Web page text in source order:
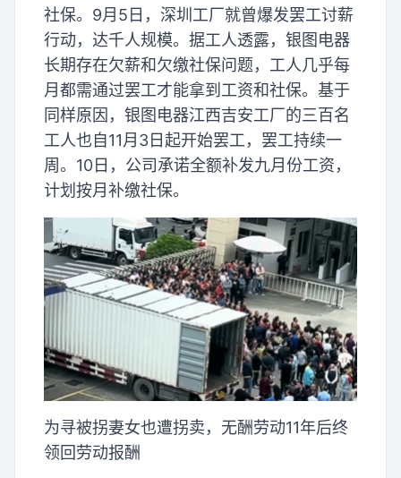
社保。9月5日，深圳工厂就曾爆发罢工讨薪
行动，达千人规模。据工人透露，银图电器
长期存在欠薪和欠缴社保问题，工人几乎每
月都需通过罢工才能拿到工资和社保。基于
同样原因，银图电器江西吉安工厂的三百名
工人也自11月3日起开始罢工，罢工持续一
周。10日，公司承诺全额补发九月份工资，
计划按月补缴社保。
为寻被拐妻女也遭拐卖，无酬劳动11年后终
领回劳动报酬